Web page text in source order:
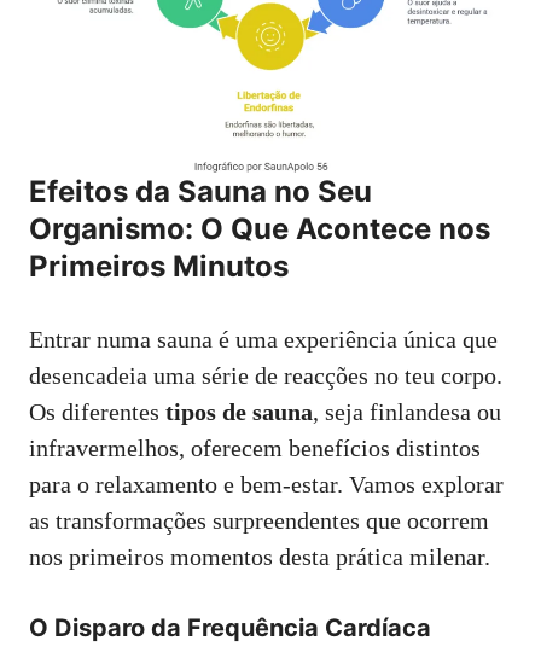
Efeitos da Sauna no Seu
Organismo: O Que Acontece nos
Primeiros Minutos
Entrar numa sauna é uma experiência única que
desencadeia uma série de reacções no teu corpo.
Os diferentes tipos de sauna, seja finlandesa ou
infravermelhos, oferecem benefícios distintos
para o relaxamento e bem-estar. Vamos explorar
as transformações surpreendentes que ocorrem
nos primeiros momentos desta prática milenar.
O Disparo da Frequência Cardíaca